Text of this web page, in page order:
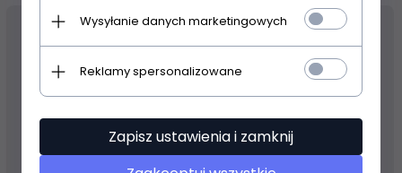
Wysyłanie danych marketingowych
Reklamy spersonalizowane
Zapisz ustawienia i zamknij